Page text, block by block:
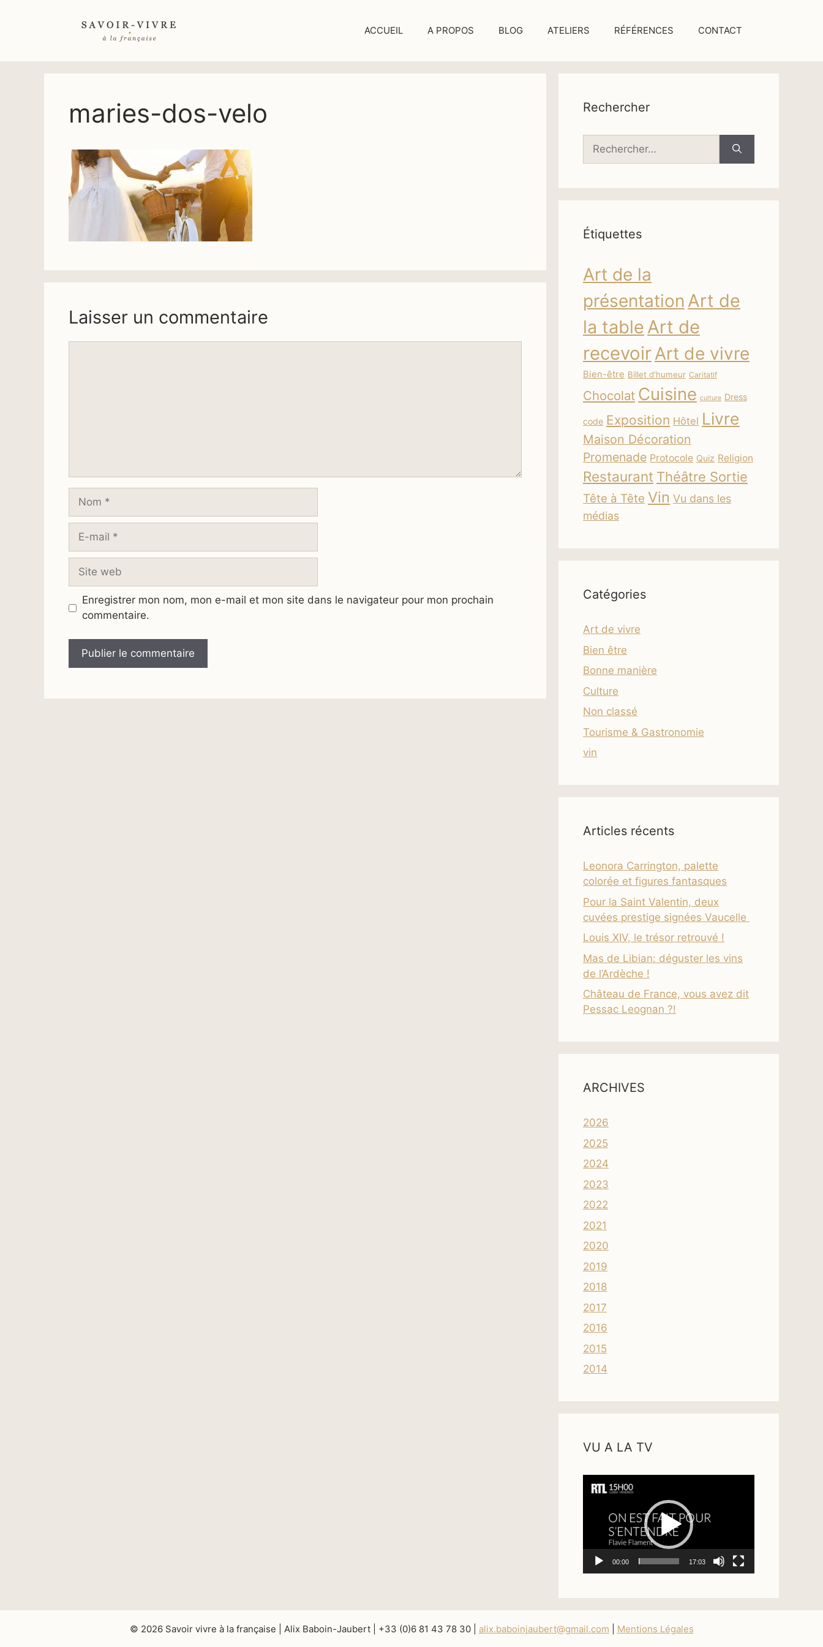
ACCUEIL A PROPOS BLOG ATELIERS RÉFÉRENCES CONTACT
maries-dos-velo
Laisser un commentaire
Nom
Site
Enregistrer mon nom, mon e-mail et mon site dans le navigateur pour mon prochain
commentaire.
Rechercher
Rechercher :
Étiquettes
Art de la
présentation Art de
la table Art de
recevoirArt de vivre
Bien-être Billet d'humeur Caritatif
Chocolat Cuisine culture Dress
code Exposition Hôtel Livre
Maison Décoration
Promenade Protocole Quiz Religion
Restaurant Théâtre Sortie
Tête à Tête Vin Vu dans les
médias
Catégories
Art de vivre
Bien être
Bonne manière
Culture
Non classé
Tourisme & Gastronomie
vin
Articles récents
Leonora Carrington, palette
colorée et figures fantasques
Pour la Saint Valentin, deux
cuvées prestige signées Vaucelle
Louis XIV, le trésor retrouvé !
Mas de Libian: déguster les vins
de l’Ardèche !
Château de France, vous avez dit
Pessac Leognan ?!
ARCHIVES
2026
2025
2024
2023
2022
2021
2020
2019
2018
2017
2016
2015
2014
VU A LA TV
Lecteur
vidéo
00:00 17:03
© 2026 Savoir vivre à la française | Alix Baboin-Jaubert | +33 (0)6 81 43 78 30 | alix.baboinjaubert@gmail.com Mentions Légales